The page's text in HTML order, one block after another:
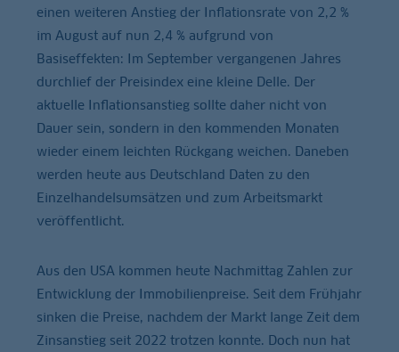
einen weiteren Anstieg der Inflationsrate von 2,2 %
im August auf nun 2,4 % aufgrund von
Basiseffekten: Im September vergangenen Jahres
durchlief der Preisindex eine kleine Delle. Der
aktuelle Inflationsanstieg sollte daher nicht von
Dauer sein, sondern in den kommenden Monaten
wieder einem leichten Rückgang weichen. Daneben
werden heute aus Deutschland Daten zu den
Einzelhandelsumsätzen und zum Arbeitsmarkt
veröffentlicht.
Aus den USA kommen heute Nachmittag Zahlen zur
Entwicklung der Immobilienpreise. Seit dem Frühjahr
sinken die Preise, nachdem der Markt lange Zeit dem
Zinsanstieg seit 2022 trotzen konnte. Doch nun hat